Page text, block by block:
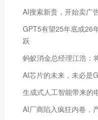
AI搜索新贵，开始卖广
GPT5有望25年底或26
跃
蚂蚁消金总经理江浩：
AI芯片的未来，未必是
生成式人工智能带来的
AI厂商陷入疯狂内卷，